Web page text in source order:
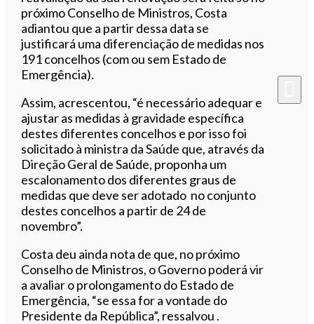
próximo Conselho de Ministros, Costa
adiantou que a partir dessa data se
justificará uma diferenciação de medidas nos
191 concelhos (com ou sem Estado de
Emergência).
Assim, acrescentou, “é necessário adequar e
ajustar as medidas à gravidade específica
destes diferentes concelhos e por isso foi
solicitado à ministra da Saúde que, através da
Direção Geral de Saúde, proponha um
escalonamento dos diferentes graus de
medidas que deve ser adotado no conjunto
destes concelhos a partir de 24 de
novembro”.
Costa deu ainda nota de que, no próximo
Conselho de Ministros, o Governo poderá vir
a avaliar o prolongamento do Estado de
Emergência, “se essa for a vontade do
Presidente da República”, ressalvou .